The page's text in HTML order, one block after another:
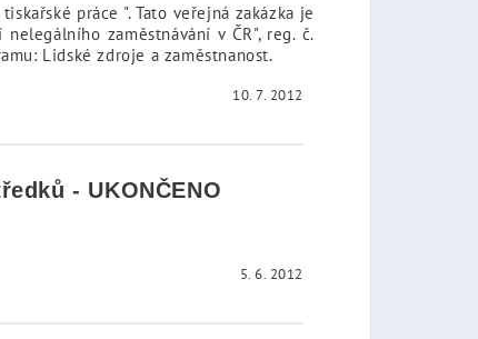
práce ". Tato veřejná zakázka je
zaměstnávání v ČR", reg. č.
Lidské zdroje a zaměstnanost.
10. 7. 2012
- UKONČENO
5. 6. 2012